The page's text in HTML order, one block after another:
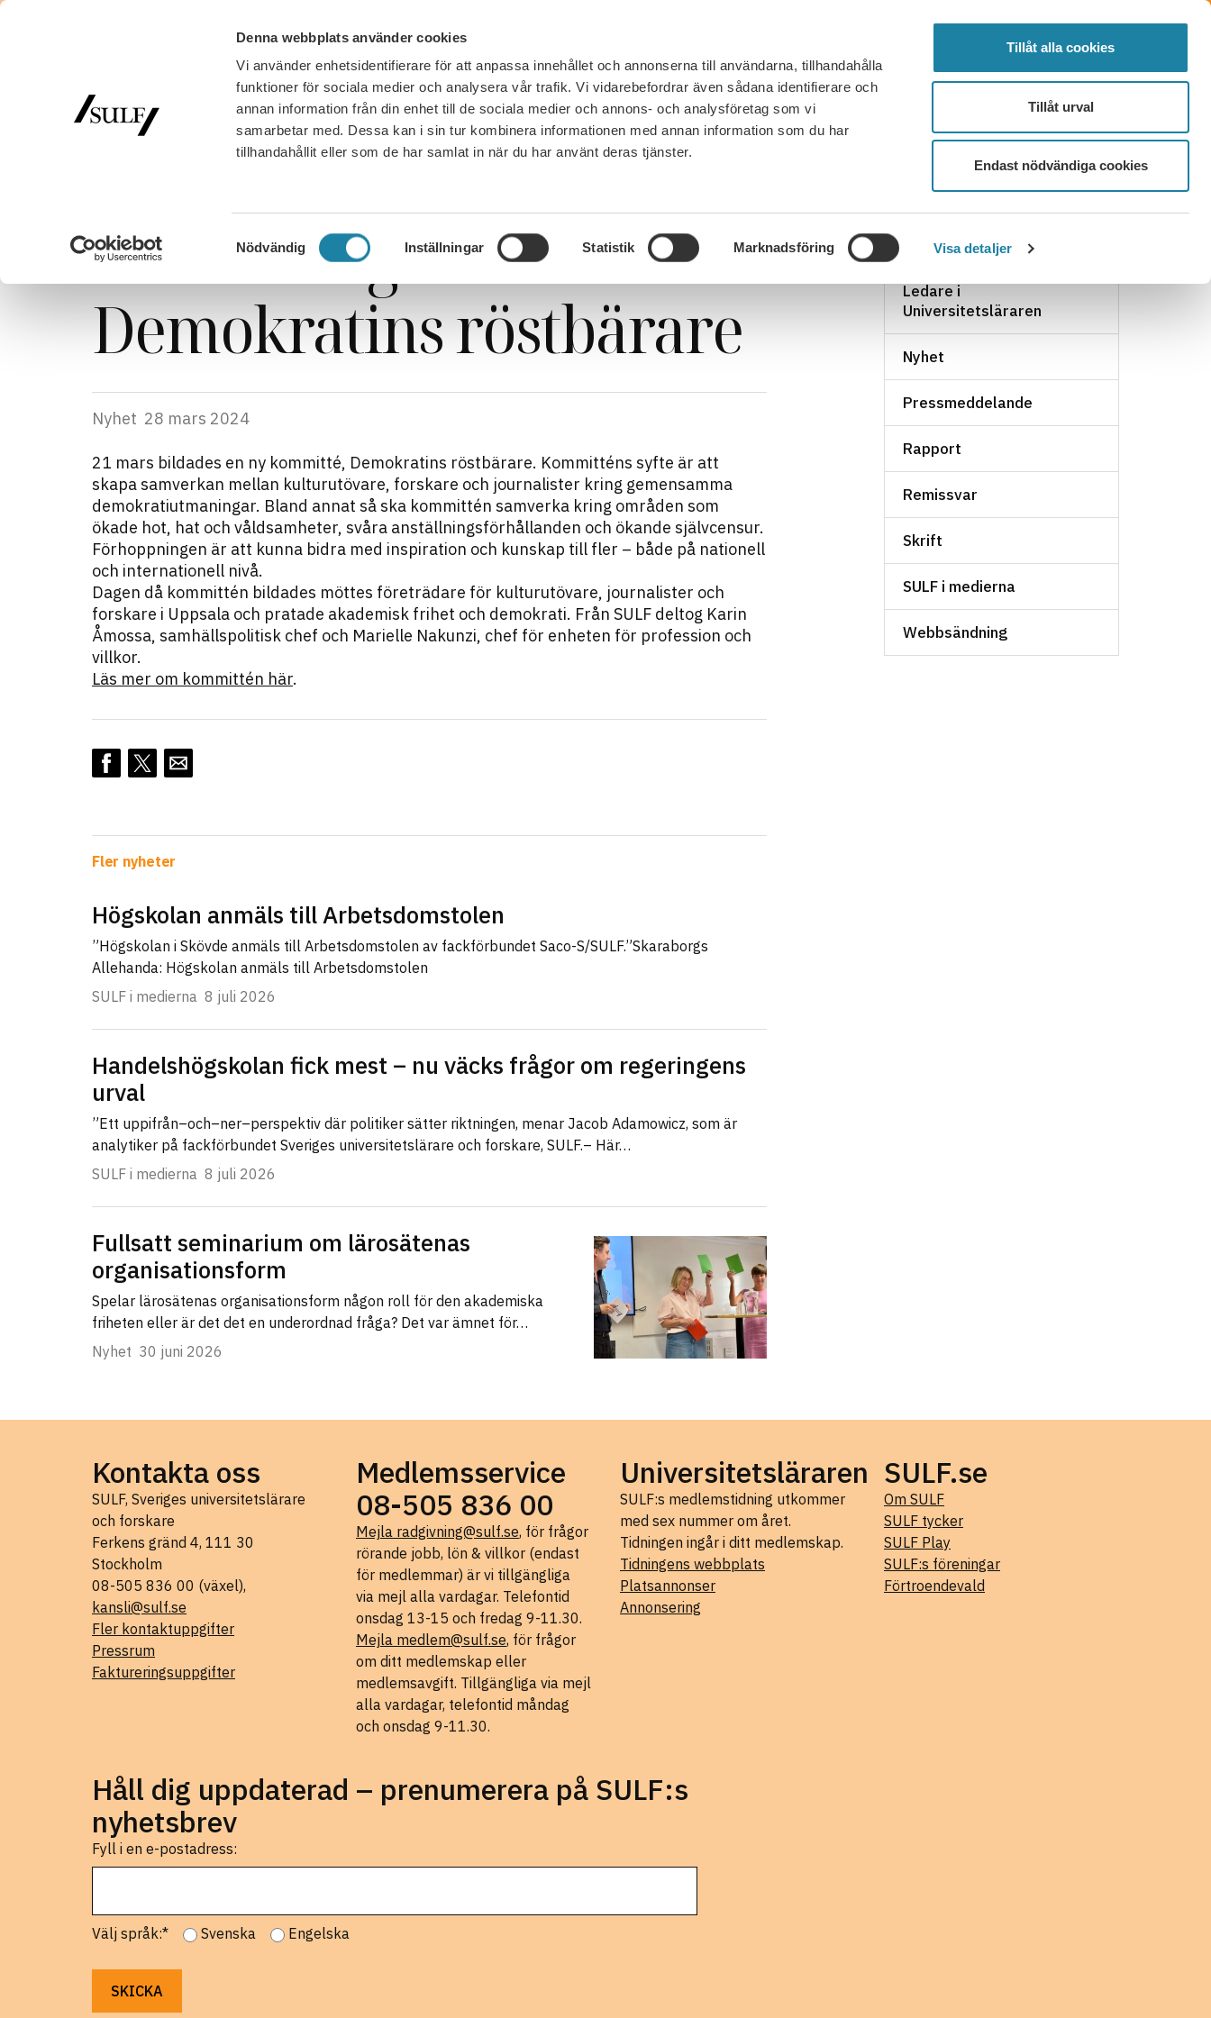
Denna webbplats använder cookies
Vi använder enhetsidentifierare för att anpassa innehållet och annonserna till användarna, tillhandahålla
funktioner för sociala medier och analysera vår trafik. Vi vidarebefordrar även sådana identifierare och
annan information från din enhet till de sociala medier och annons- och analysföretag som vi
samarbetar med. Dessa kan i sin tur kombinera informationen med annan information som du har
tillhandahållit eller som de har samlat in när du har använt deras tjänster.
Samtyckesval
Nödvändig Inställningar Statistik Marknadsföring Visa detaljer
Tillåt alla cookies
Tillåt urval
Endast nödvändiga cookies
FÖRTROENDEVALD LOGGA IN MENY
MEDLEMSKAP JOBB, LÖN OCH VILLKOR SULF TYCKER FRÅGOR OCH SVAR KONTAKT BLI MEDLEM
SULF medgrundare till
Demokratins röstbärare
Nyhet 28 mars 2024
21 mars bildades en ny kommitté, Demokratins röstbärare. Kommitténs syfte är att
skapa samverkan mellan kulturutövare, forskare och journalister kring gemensamma
demokratiutmaningar. Bland annat så ska kommittén samverka kring områden som
ökade hot, hat och våldsamheter, svåra anställningsförhållanden och ökande självcensur.
Förhoppningen är att kunna bidra med inspiration och kunskap till fler – både på nationell
och internationell nivå.
Dagen då kommittén bildades möttes företrädare för kulturutövare, journalister och
forskare i Uppsala och pratade akademisk frihet och demokrati. Från SULF deltog Karin
Åmossa, samhällspolitisk chef och Marielle Nakunzi, chef för enheten för profession och
villkor.
Läs mer om kommittén här.
Fler nyheter
Högskolan anmäls till Arbetsdomstolen
”Högskolan i Skövde anmäls till Arbetsdomstolen av fackförbundet Saco-S/SULF.”Skaraborgs
Allehanda: Högskolan anmäls till Arbetsdomstolen
SULF i medierna 8 juli 2026
Handelshögskolan fick mest – nu väcks frågor om regeringens
urval
”Ett uppifrån–och–ner–perspektiv där politiker sätter riktningen, menar Jacob Adamowicz, som är
analytiker på fackförbundet Sveriges universitetslärare och forskare, SULF.– Här…
SULF i medierna 8 juli 2026
Fullsatt seminarium om lärosätenas
organisationsform
Spelar lärosätenas organisationsform någon roll för den akademiska
friheten eller är det det en underordnad fråga? Det var ämnet för…
Nyhet 30 juni 2026
NYHETSARKIV
Ledare i
Universitetsläraren
Nyhet
Pressmeddelande
Rapport
Remissvar
Skrift
SULF i medierna
Webbsändning
Kontakta oss
SULF, Sveriges universitetslärare
och forskare
Ferkens gränd 4, 111 30
Stockholm
08-505 836 00 (växel),
kansli@sulf.se
Fler kontaktuppgifter
Pressrum
Faktureringsuppgifter
Medlemsservice
08-505 836 00
Mejla radgivning@sulf.se, för frågor
rörande jobb, lön & villkor (endast
för medlemmar) är vi tillgängliga
via mejl alla vardagar. Telefontid
onsdag 13-15 och fredag 9-11.30.
Mejla medlem@sulf.se, för frågor
om ditt medlemskap eller
medlemsavgift. Tillgängliga via mejl
alla vardagar, telefontid måndag
och onsdag 9-11.30.
Universitetsläraren
SULF:s medlemstidning utkommer
med sex nummer om året.
Tidningen ingår i ditt medlemskap.
Tidningens webbplats
Platsannonser
Annonsering
SULF.se
Om SULF
SULF tycker
SULF Play
SULF:s föreningar
Förtroendevald
Håll dig uppdaterad – prenumerera på SULF:s
nyhetsbrev
Fyll i en e-postadress:
Välj språk:* Svenska Engelska